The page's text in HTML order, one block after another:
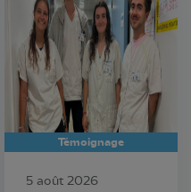
Témoignage
5 août 2026